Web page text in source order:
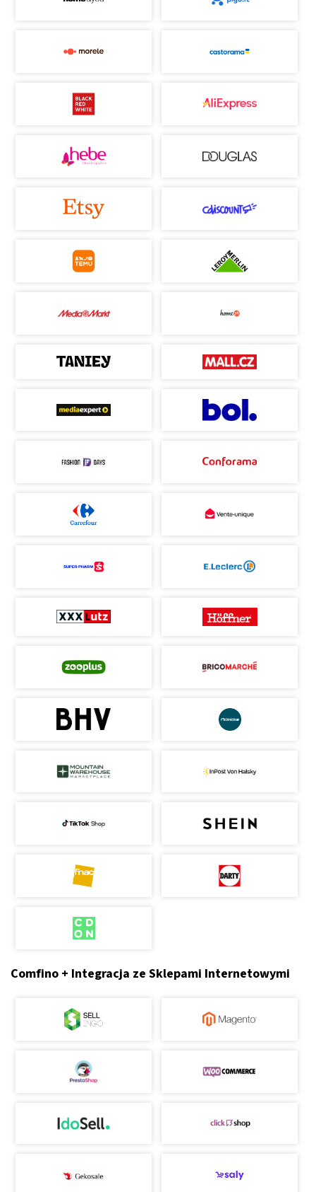
Comfino + Integracja ze Sklepami Internetowymi